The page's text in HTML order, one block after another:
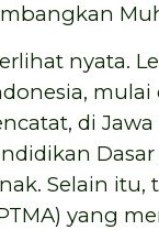
nyata.
di
Selain
yang